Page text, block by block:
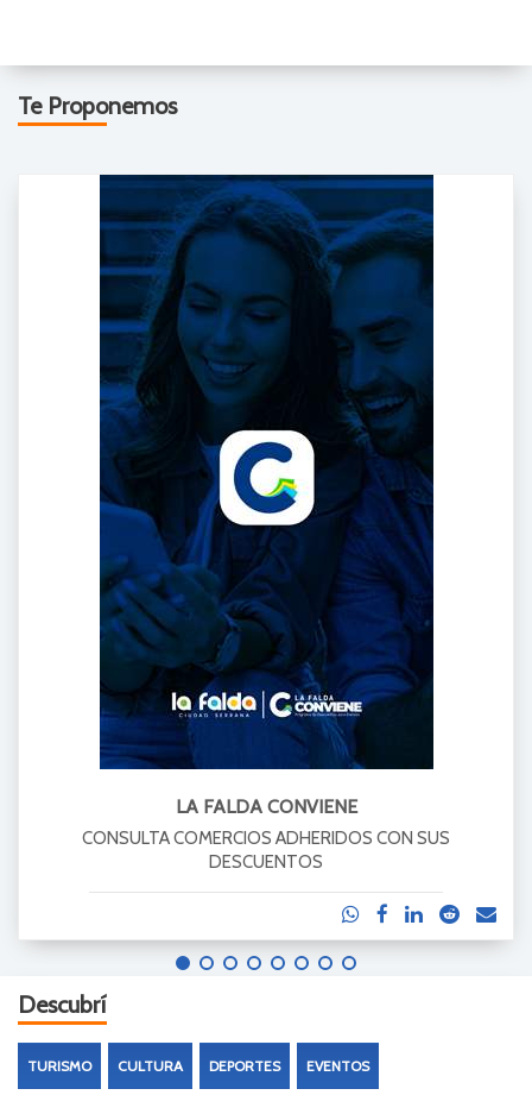
Te Proponemos
LA FALDA CONVIENE
CONSULTA COMERCIOS ADHERIDOS CON SUS
DESCUENTOS
CALENDARIO DE EVENTOS
2026
Descubrí
TURISMO CULTURA DEPORTES EVENTOS